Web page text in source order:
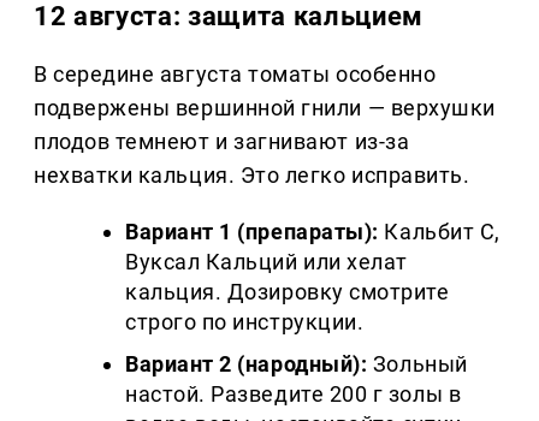
12 августа: защита кальцием
В середине августа томаты особенно
подвержены вершинной гнили — верхушки
плодов темнеют и загнивают из-за
нехватки кальция. Это легко исправить.
Вариант 1 (препараты): Кальбит С,
Вуксал Кальций или хелат
кальция. Дозировку смотрите
строго по инструкции.
Вариант 2 (народный): Зольный
настой. Разведите 200 г золы в